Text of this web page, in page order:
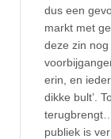
dus een
markt met
deze zin
erin, en
dikke bult’.
publiek is